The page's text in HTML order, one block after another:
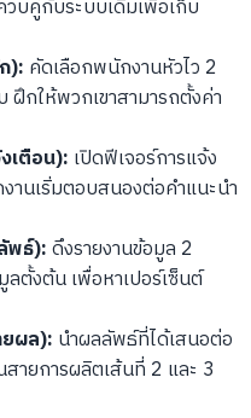
บคู่กับระบบเดิมเพื่อเก็บ
): คัดเลือกพนักงานหัวไว 2
ฝึกให้พวกเขาสามารถตั้งค่า
เตือน): เปิดฟีเจอร์การแจ้ง
านเริ่มตอบสนองต่อคำแนะนำ
พธ์):ดึงรายงานข้อมูล 2
ตั้งต้น เพื่อหาเปอร์เซ็นต์
ผล): นำผลลัพธ์ที่ได้เสนอต่อ
ายการผลิตเส้นที่ 2 และ 3